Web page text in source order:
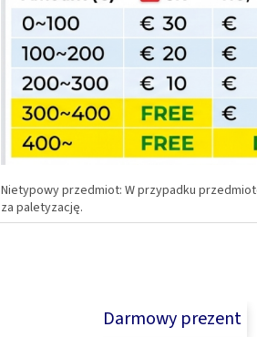
Nietypowy przedmiot: W przypadku
za paletyzację.
Darmowy prezent